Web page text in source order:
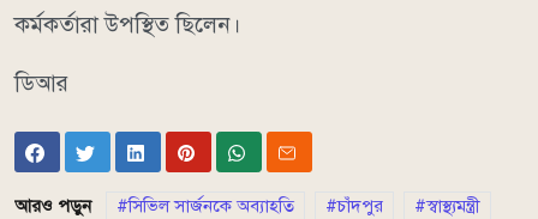
কর্মকর্তারা উপস্থিত ছিলেন।
ডিআর
আরও পড়ুন সিভিল সার্জনকে অব্যাহতি চাঁদপুর স্বাস্থ্যমন্ত্রী